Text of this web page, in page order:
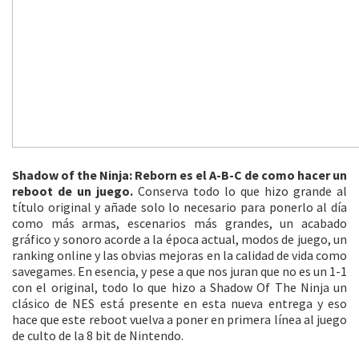
Shadow of the Ninja: Reborn es el A-B-C de como hacer un
reboot de un juego. Conserva todo lo que hizo grande al
título original y añade solo lo necesario para ponerlo al día
como más armas, escenarios más grandes, un acabado
gráfico y sonoro acorde a la época actual, modos de juego, un
ranking online y las obvias mejoras en la calidad de vida como
savegames. En esencia, y pese a que nos juran que no es un 1-1
con el original, todo lo que hizo a Shadow Of The Ninja un
clásico de NES está presente en esta nueva entrega y eso
hace que este reboot vuelva a poner en primera línea al juego
de culto de la 8 bit de Nintendo.